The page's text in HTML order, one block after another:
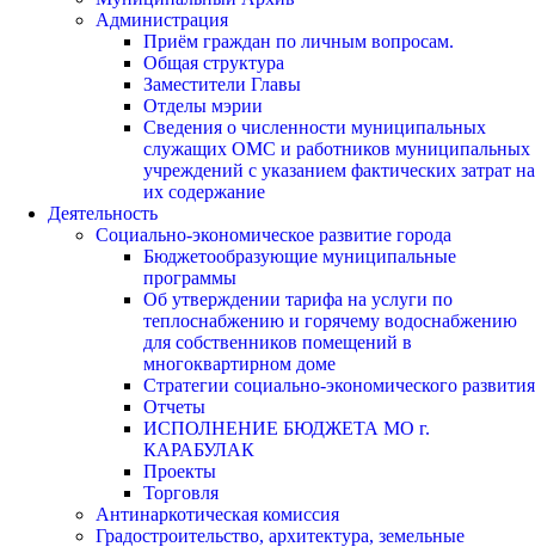
Администрация
Приём граждан по личным вопросам.
Общая структура
Заместители Главы
Отделы мэрии
Сведения о численности муниципальных
служащих ОМС и работников муниципальных
учреждений с указанием фактических затрат на
их содержание
Деятельность
Социально-экономическое развитие города
Бюджетообразующие муниципальные
программы
Об утверждении тарифа на услуги по
теплоснабжению и горячему водоснабжению
для собственников помещений в
многоквартирном доме
Стратегии социально-экономического развития
Отчеты
ИСПОЛНЕНИЕ БЮДЖЕТА МО г.
КАРАБУЛАК
Проекты
Торговля
Антинаркотическая комиссия
Градостроительство, архитектура, земельные